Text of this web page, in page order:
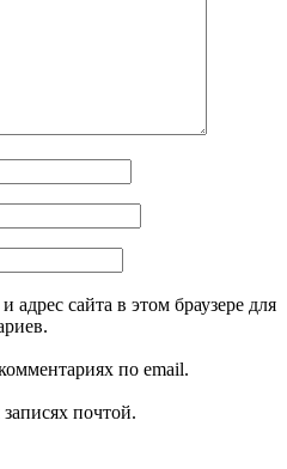
адрес сайта в этом браузере для
по email.
почтой.